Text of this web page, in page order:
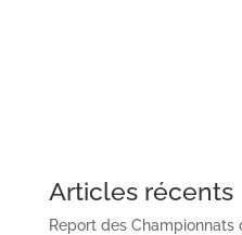
Articles récents
Report des Championnats